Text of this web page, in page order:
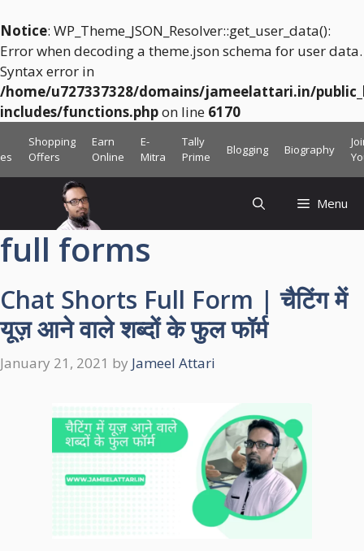
Notice: WP_Theme_JSON_Resolver::get_user_data():
Error when decoding a theme.json schema for user data.
Syntax error in
/home/u727337328/domains/jameelattari.in/
includes/functions.phpon line 6170
to
Shopping
Offers
Earn
Online
E-
Mitra
Tally
Prime
Blogging Biography
Menu
full forms
Chat Shorts Full Form | चैटिंग में
यूज़ आने वाले शब्दों के फुल फॉर्म
January 21, 2021 by Jameel Attari